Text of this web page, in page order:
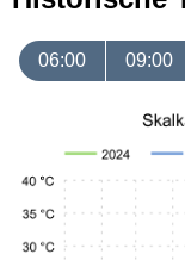
06:00 09:00